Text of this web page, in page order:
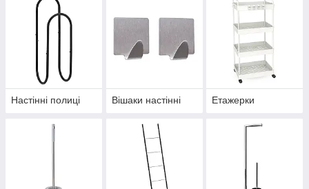
Настінні полиці Вішаки настінні Етажерки